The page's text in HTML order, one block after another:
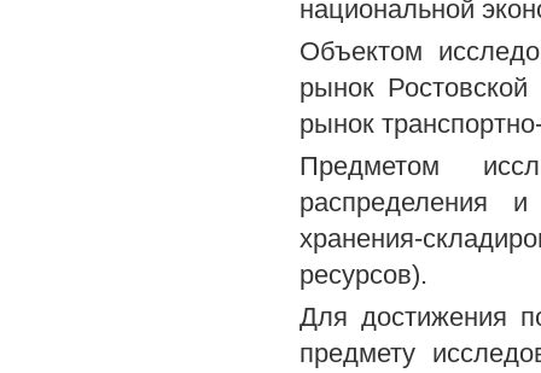
национальной
Объектом
рынок
рынок
Предметом
распределения
хранения-
ресурсов).
Для достижения
предмету